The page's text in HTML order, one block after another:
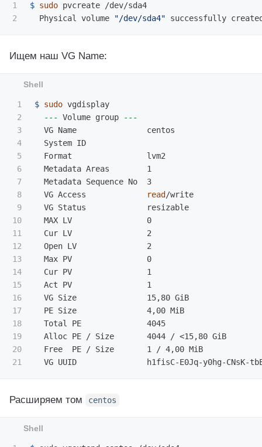
1
$ sudo pvcreate /dev/sda4
  Physical volume
"/dev/sda4"
Ищем наш VG Name:
1
2
3
4
5
6
7
8
9
10
11
12
13
14
15
16
17
18
19
20
$ sudo vgdisplay
---
Volume group
---
  VG Name               centos
  System ID
  Format                lvm2
  Metadata Areas        1
  Metadata Sequence No  3
  VG Access
read/write
  VG Status             resizable
  MAX LV                0
  Cur LV                2
  Open LV               2
  Max PV                0
  Cur PV                1
  Act PV                1
  VG Size               15,80 GiB
  PE Size               4,00 MiB
  Total PE              4045
  Alloc PE / Size       4044 / <15,80 GiB
  Free  PE / Size       1 / 4,00 MiB
Расширяем том centos